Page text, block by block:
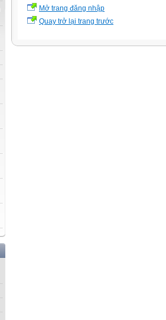
Mở trang đăng nhập
Quay trở lại trang trước